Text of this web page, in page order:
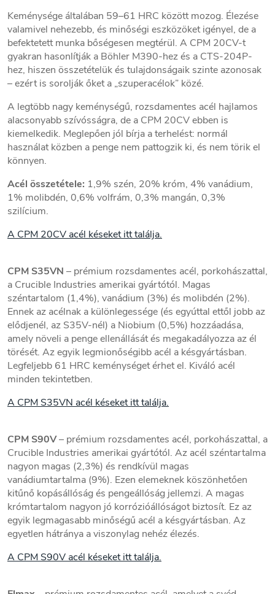
Keménysége általában 59–61 HRC között mozog. Élezése
valamivel nehezebb, és minőségi eszközöket igényel, de a
befektetett munka bőségesen megtérül. A CPM 20CV-t
gyakran hasonlítják a Böhler M390-hez és a CTS-204P-
hez, hiszen összetételük és tulajdonságaik szinte azonosak
– ezért is sorolják őket a „szuperacélok” közé.
A legtöbb nagy keménységű, rozsdamentes acél hajlamos
alacsonyabb szívósságra, de a CPM 20CV ebben is
kiemelkedik. Meglepően jól bírja a terhelést: normál
használat közben a penge nem pattogzik ki, és nem törik el
könnyen.
Acél összetétele: 1,9% szén, 20% króm, 4% vanádium,
1% molibdén, 0,6% volfrám, 0,3% mangán, 0,3%
szilícium.
A CPM 20CV acél késeket itt találja.
CPM S35VN – prémium rozsdamentes acél, porkohászattal,
a Crucible Industries amerikai gyártótól. Magas
széntartalom (1,4%), vanádium (3%) és molibdén (2%).
Ennek az acélnak a különlegessége (és egyúttal ettől jobb az
elődjenél, az S35V-nél) a Niobium (0,5%) hozzáadása,
amely növeli a penge ellenállását és megakadályozza az él
törését. Az egyik legmionőségibb acél a késgyártásban.
Legfeljebb 61 HRC keménységet érhet el. Kiváló acél
minden tekintetben.
A CPM S35VN acél késeket itt találja.
CPM S90V– prémium rozsdamentes acél, porkohászattal, a
Crucible Industries amerikai gyártótól. Az acél széntartalma
nagyon magas (2,3%) és rendkívül magas
vanádiumtartalma (9%). Ezen elemeknek köszönhetően
kitűnő kopásállóság és pengeállóság jellemzi. A magas
krómtartalom nagyon jó korrózióállóságot biztosít. Ez az
egyik legmagasabb minőségű acél a késgyártásban. Az
egyetlen hátránya a viszonylag nehéz élezés.
A CPM S90V acél késeket itt találja.